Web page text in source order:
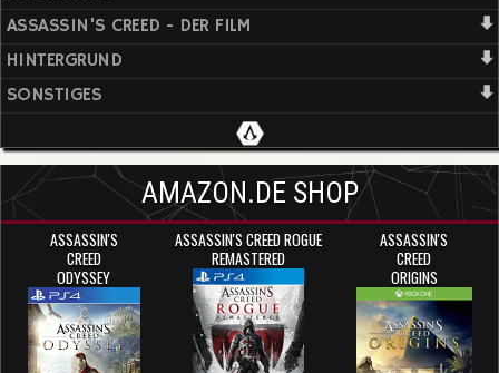
ASSASSIN'S CREED - DER FILM
HINTERGRUND
SONSTIGES
AMAZON.DE SHOP
ASSASSIN'S
CREED
ODYSSEY
ASSASSIN'S CREED ROGUE
REMASTERED
ASSASSIN'S
CREED
ORIGINS